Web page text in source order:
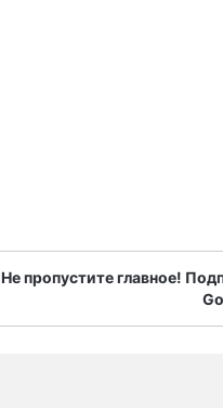
Не пропустите главное!